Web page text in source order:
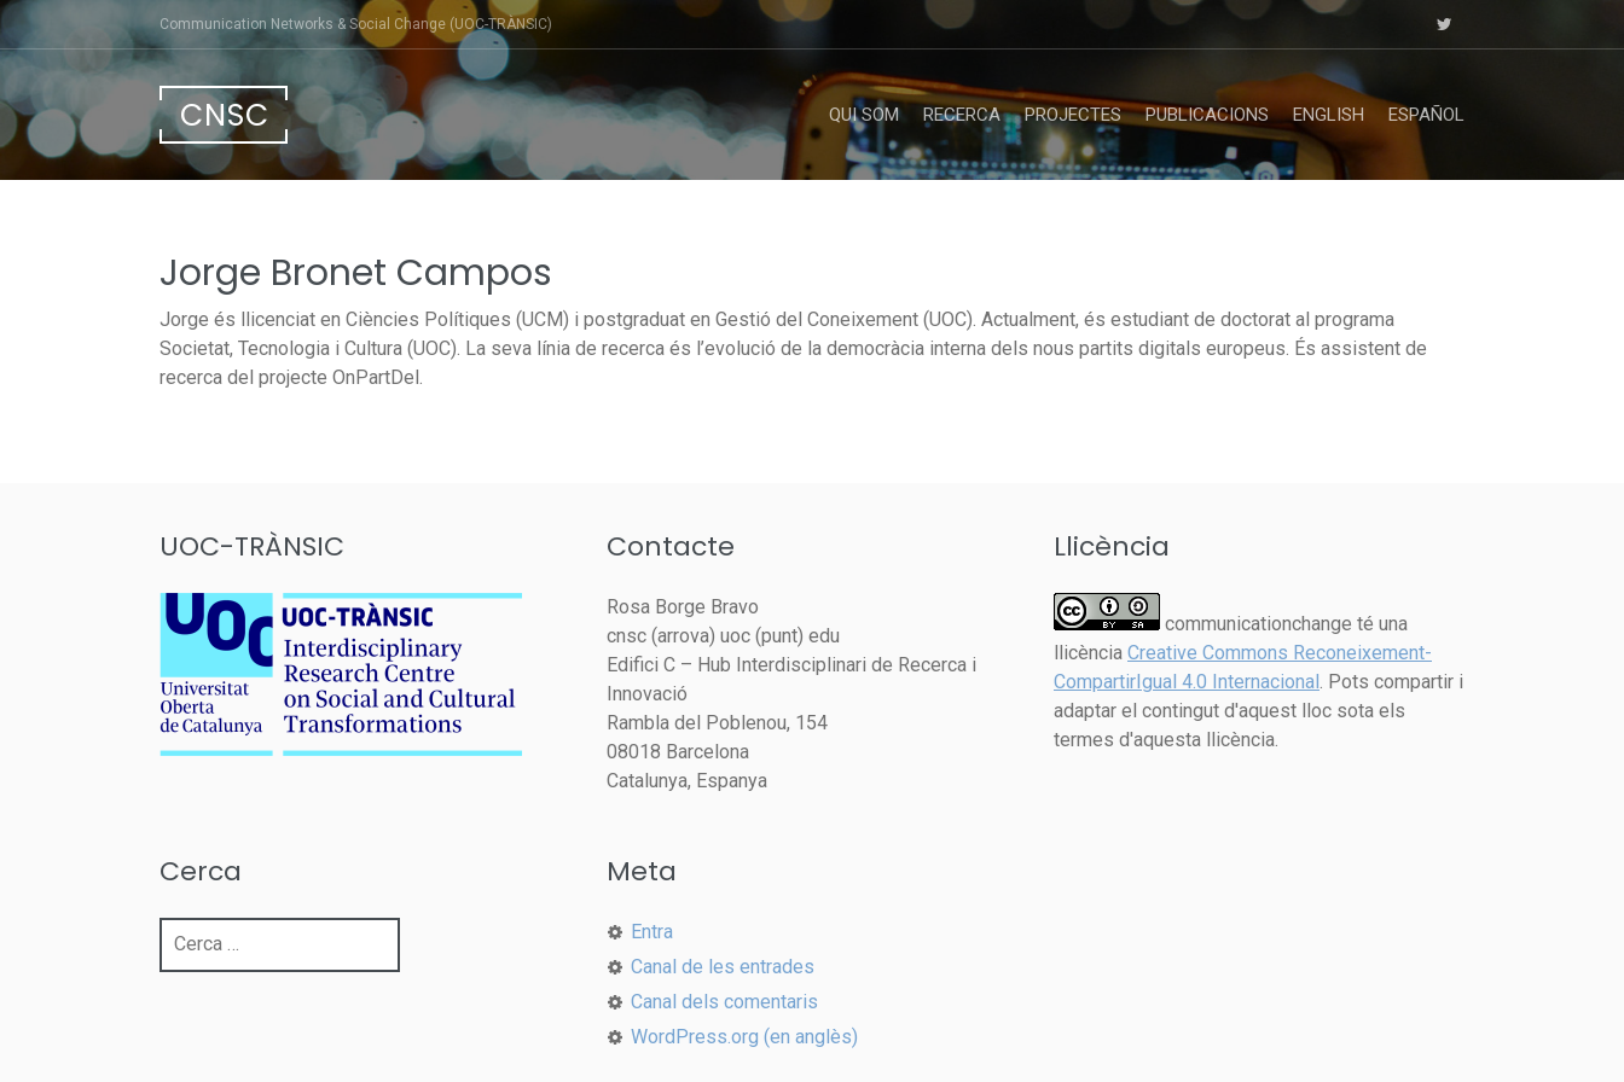
Skip
content
Communication Networks & Social Change (UOC-TRÀNSIC)
CNSC QUI SOM RECERCA PROJECTES PUBLICACIONS ENGLISH ESPAÑOL
Jorge Bronet Campos
Jorge és llicenciat en Ciències Polítiques (UCM) i postgraduat en Gestió del Coneixement (UOC). Actualment, és estudiant de doctorat al programa
Societat, Tecnologia i Cultura (UOC). La seva línia de recerca és l’evolució de la democràcia interna dels nous partits digitals europeus. És assistent de
recerca del projecte OnPartDel.
UOC-TRÀNSIC Contacte
Rosa Borge Bravo
cnsc (arrova) uoc (punt) edu
Edifici C – Hub Interdisciplinari de Recerca i
Innovació
Rambla del Poblenou, 154
08018 Barcelona
Catalunya, Espanya
Llicència
communicationchange té una
llicència Creative Commons Reconeixement-
CompartirIgual 4.0 Internacional. Pots compartir i
adaptar el contingut d'aquest lloc sota els
termes d'aquesta llicència.
Cerca
Cerca:
Meta
Entra
Canal de les entrades
Canal dels comentaris
WordPress.org (en anglès)